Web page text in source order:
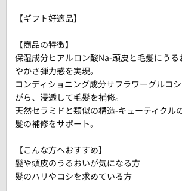
【ギフト好適品】
【商品の特徴】
保湿成分ヒアルロン酸Na-頭皮と毛髪にうる
やかさ弾力感を実現。
コンディショニング成分サフラワーグルコ
がら、浸透して毛髪を補修。
天然セラミドと類似の構造-キューティクル
髪の補修をサポート。
【こんな方へおすすめ】
髪や頭皮のうるおいが気になる方
髪のハリやコシを求めている方